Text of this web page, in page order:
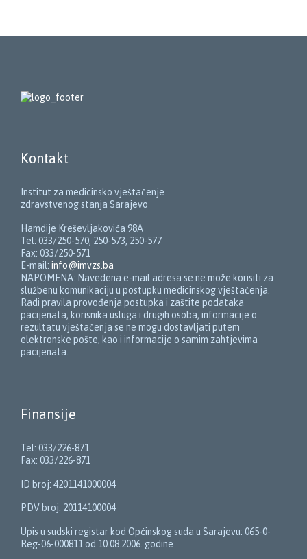
Kontakt
Institut za medicinsko vještačenje
zdravstvenog stanja Sarajevo
Hamdije Kreševljakovića 98A
Tel: 033/250-570, 250-573, 250-577
Fax: 033/250-571
E-mail: info@imvzs.ba
NAPOMENA: Navedena e-mail adresa se ne može korisiti za
službenu komunikaciju u postupku medicinskog vještačenja.
Radi pravila provođenja postupka i zaštite podataka
pacijenata, korisnika usluga i drugih osoba, informacije o
rezultatu vještačenja se ne mogu dostavljati putem
elektronske pošte, kao i informacije o samim zahtjevima
pacijenata.
Finansije
Tel: 033/226-871
Fax: 033/226-871
ID broj: 4201141000004
PDV broj: 20114100004
Upis u sudski registar kod Općinskog suda u Sarajevu: 065-0-
Reg-06-000811 od 10.08.2006. godine